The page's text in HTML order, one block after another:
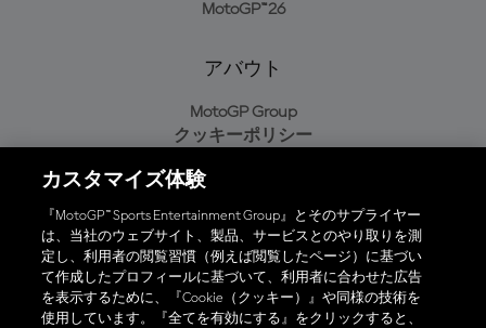
MotoGP™26
アバウト
MotoGP Group
クッキーポリシー
プライバシーポリシー
購入ポリシー
オフィシャルアプリ
カスタマイズ体験
『MotoGP™ Sports Entertainment Group』とそのサプライヤー
は、当社のウェブサイト、製品、サービスとのやり取りを測
定し、利用者の閲覧習慣（例えば閲覧したページ）に基づい
て作成したプロフィールに基づいて、利用者に合わせた広告
を表示するために、『Cookie（クッキー）』や同様の技術を
使用しています。『全てを有効にする』をクリックすると、